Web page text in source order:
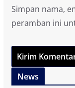
Simpan nama,
peramban ini
News